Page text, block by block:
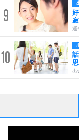
9
運
10
出
1